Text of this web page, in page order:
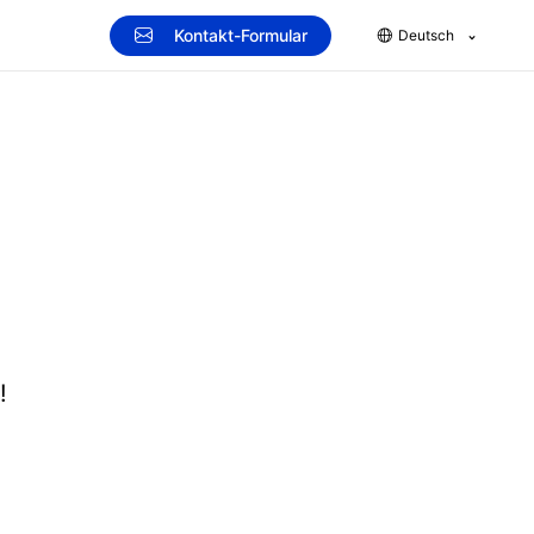
Kontakt-Formular Deutsch